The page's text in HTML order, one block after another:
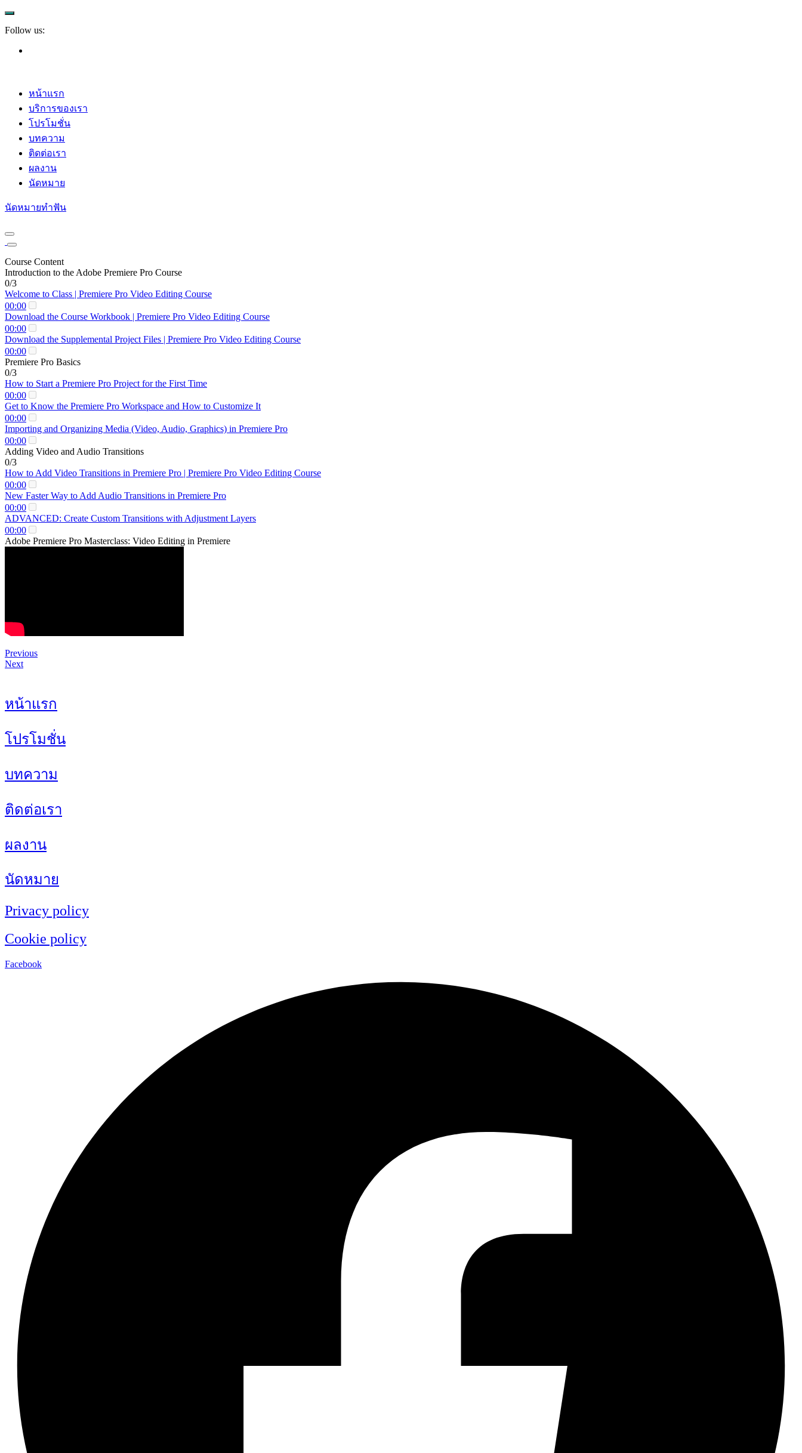
Follow us:
หน้าแรก
บริการของเรา
โปรโมชั่น
บทความ
ติดต่อเรา
ผลงาน
นัดหมาย
นัดหมายทำฟัน
Course Content
Introduction to the Adobe Premiere Pro Course
0/3
Welcome to Class | Premiere Pro Video Editing Course
00:00
Download the Course Workbook | Premiere Pro Video Editing Course
00:00
Download the Supplemental Project Files | Premiere Pro Video Editing Course
00:00
Premiere Pro Basics
0/3
How to Start a Premiere Pro Project for the First Time
00:00
Get to Know the Premiere Pro Workspace and How to Customize It
00:00
Importing and Organizing Media (Video, Audio, Graphics) in Premiere Pro
00:00
Adding Video and Audio Transitions
0/3
How to Add Video Transitions in Premiere Pro | Premiere Pro Video Editing Course
00:00
New Faster Way to Add Audio Transitions in Premiere Pro
00:00
ADVANCED: Create Custom Transitions with Adjustment Layers
00:00
Adobe Premiere Pro Masterclass: Video Editing in Premiere
Previous
Next
หน้าแรก
โปรโมชั่น
บทความ
ติดต่อเรา
ผลงาน
นัดหมาย
Privacy policy
Cookie policy
Facebook